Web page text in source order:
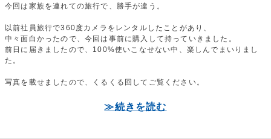
今回は家族を連れての旅行で、勝手が違う。
以前社員旅行で360度カメラをレンタルしたことがあり、
中々面白かったので、今回は事前に購入して持っていきました。
前日に届きましたので、100%使いこなせない中、楽しんでまいりまし
た。
写真を載せましたので、くるくる回してご覧ください。
≫続きを読む